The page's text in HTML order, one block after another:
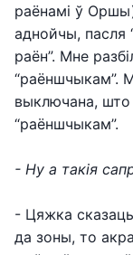
раёнамі ў
аднойчы, пасля
раён”. Мне
“раёншчыкам”.
выключана, што
“раёншчыкам”.
- Ну а такія
- Цяжка
да зоны, то